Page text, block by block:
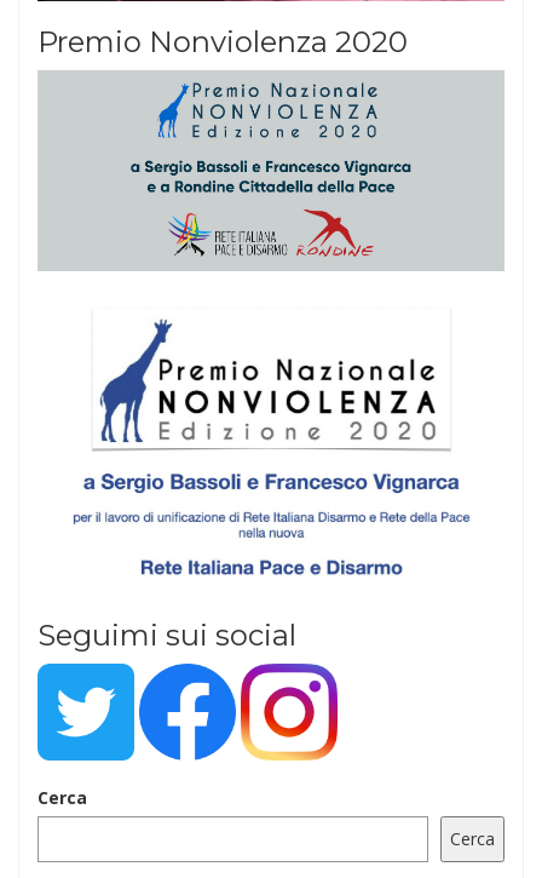
Premio Nonviolenza 2020
Seguimi sui social
Cerca
Cerca